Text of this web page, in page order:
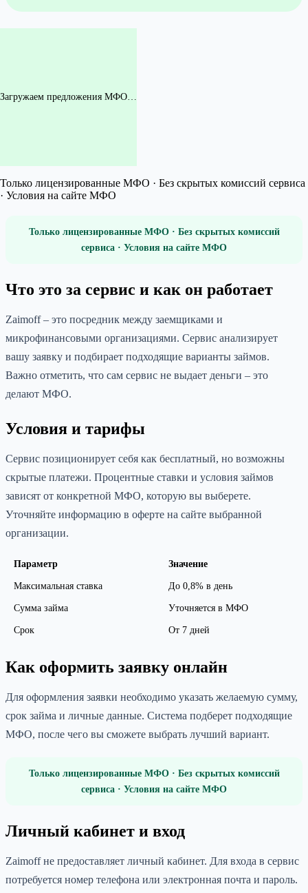
Загружаем предложения МФО…
Только лицензированные МФО · Без скрытых комиссий сервиса
· Условия на сайте МФО
Только лицензированные МФО · Без скрытых комиссий
сервиса · Условия на сайте МФО
Что это за сервис и как он работает
Zaimоff – это посредник между заемщиками и
микрофинансовыми организациями. Сервис анализирует
вашу заявку и подбирает подходящие варианты займов.
Важно отметить, что сам сервис не выдает деньги – это
делают МФО.
Условия и тарифы
Сервис позиционирует себя как бесплатный, но возможны
скрытые платежи. Процентные ставки и условия займов
зависят от конкретной МФО, которую вы выберете.
Уточняйте информацию в оферте на сайте выбранной
организации.
Параметр Значение
Максимальная ставка До 0,8% в день
Сумма займа Уточняется в МФО
Срок От 7 дней
Как оформить заявку онлайн
Для оформления заявки необходимо указать желаемую сумму,
срок займа и личные данные. Система подберет подходящие
МФО, после чего вы сможете выбрать лучший вариант.
Только лицензированные МФО · Без скрытых комиссий
сервиса · Условия на сайте МФО
Личный кабинет и вход
Zaimоff не предоставляет личный кабинет. Для входа в сервис
потребуется номер телефона или электронная почта и пароль.